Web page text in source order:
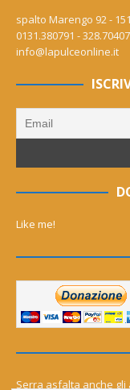
spalto Marengo 92 -
0131.380791 -
info@lapulceonline.it
Like me!
Serra asfalta anche gli